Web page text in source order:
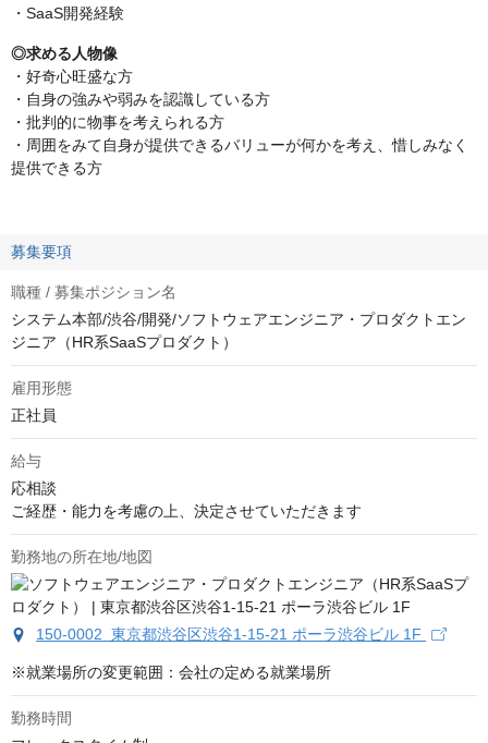
・SaaS開発経験
◎求める人物像
・好奇心旺盛な方
・自身の強みや弱みを認識している方
・批判的に物事を考えられる方
・周囲をみて自身が提供できるバリューが何かを考え、惜しみなく
提供できる方
募集要項
職種 / 募集ポジション名
システム本部/渋谷/開発/ソフトウェアエンジニア・プロダクトエン
ジニア（HR系SaaSプロダクト）
雇用形態
正社員
給与
応相談
ご経歴・能力を考慮の上、決定させていただきます
勤務地の所在地/地図
150-0002 東京都渋谷区渋谷1-15-21 ポーラ渋谷ビル 1F
※就業場所の変更範囲：会社の定める就業場所
勤務時間